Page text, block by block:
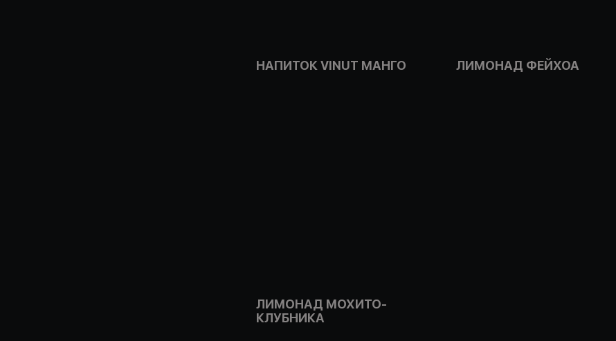
НАПИТОК VINUT МАНГО ЛИМОНАД ФЕЙХОА
ЛИМОНАД МОХИТО-
КЛУБНИКА